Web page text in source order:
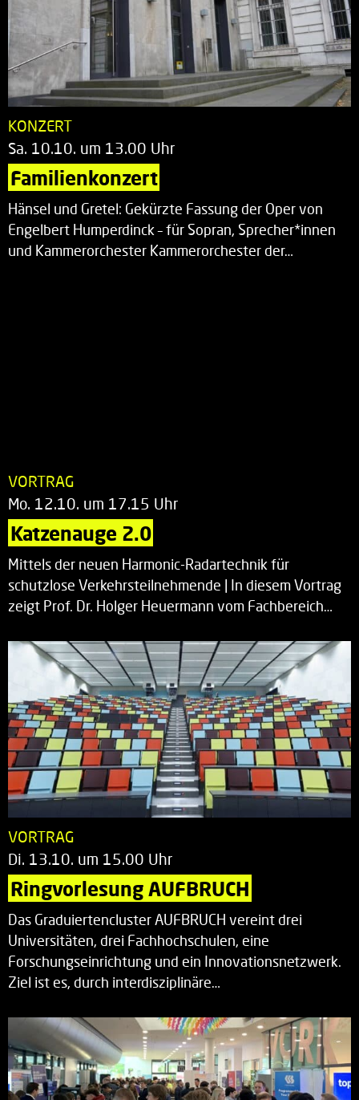
KONZERT
Sa. 10.10. um 13.00 Uhr
Familienkonzert
Hänsel und Gretel: Gekürzte Fassung der Oper von
Engelbert Humperdinck – für Sopran, Sprecher*innen
und Kammerorchester Kammerorchester der…
VORTRAG
Mo. 12.10. um 17.15 Uhr
Katzenauge 2.0
Mittels der neuen Harmonic-Radartechnik für
schutzlose Verkehrsteilnehmende | In diesem Vortrag
zeigt Prof. Dr. Holger Heuermann vom Fachbereich…
VORTRAG
Di. 13.10. um 15.00 Uhr
Ringvorlesung AUFBRUCH
Das Graduiertencluster AUFBRUCH vereint drei
Universitäten, drei Fachhochschulen, eine
Forschungseinrichtung und ein Innovationsnetzwerk.
Ziel ist es, durch interdisziplinäre…